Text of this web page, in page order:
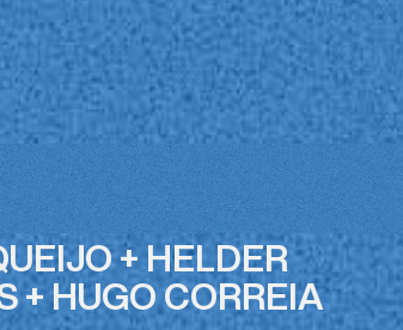
+ HELDER
+ HUGO CORREIA